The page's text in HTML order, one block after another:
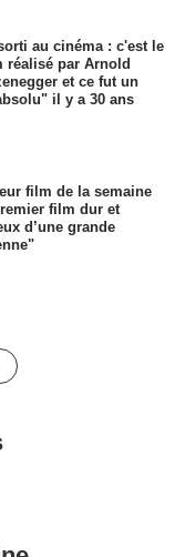
au cinéma : c'est le
réalisé par Arnold
et ce fut un
il y a 30 ans
film de la semaine
film dur et
d’une grande